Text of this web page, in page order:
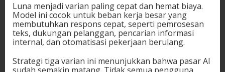
Luna menjadi varian paling cepat dan hemat biaya.
Model ini cocok untuk beban kerja besar yang
membutuhkan respons cepat, seperti pemrosesan
teks, dukungan pelanggan, pencarian informasi
internal, dan otomatisasi pekerjaan berulang.
Strategi tiga varian ini menunjukkan bahwa pasar AI